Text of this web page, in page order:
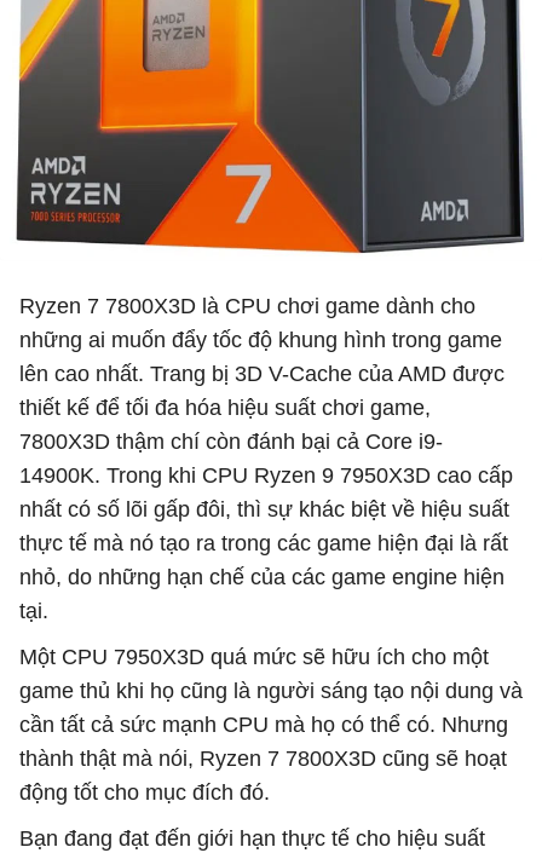
Ryzen 7 7800X3D là CPU chơi game dành cho
những ai muốn đẩy tốc độ khung hình trong game
lên cao nhất. Trang bị 3D V-Cache của AMD được
thiết kế để tối đa hóa hiệu suất chơi game,
7800X3D thậm chí còn đánh bại cả Core i9-
14900K. Trong khi CPU Ryzen 9 7950X3D cao cấp
nhất có số lõi gấp đôi, thì sự khác biệt về hiệu suất
thực tế mà nó tạo ra trong các game hiện đại là rất
nhỏ, do những hạn chế của các game engine hiện
tại.
Một CPU 7950X3D quá mức sẽ hữu ích cho một
game thủ khi họ cũng là người sáng tạo nội dung và
cần tất cả sức mạnh CPU mà họ có thể có. Nhưng
thành thật mà nói, Ryzen 7 7800X3D cũng sẽ hoạt
động tốt cho mục đích đó.
Bạn đang đạt đến giới hạn thực tế cho hiệu suất